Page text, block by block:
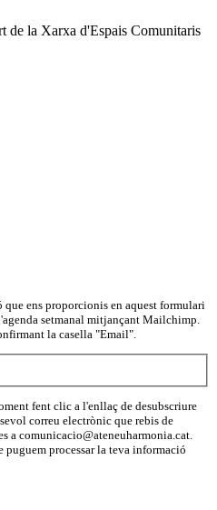
de la Xarxa d'Espais Comunitaris
ens proporcionis en aquest formulari
setmanal mitjançant Mailchimp.
la casella "Email".
fent clic a l'enllaç de desubscriure
correu electrònic que rebis de
a comunicacio@ateneuharmonia.cat.
processar la teva informació